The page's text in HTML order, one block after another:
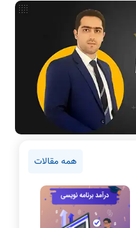
همه مقالات